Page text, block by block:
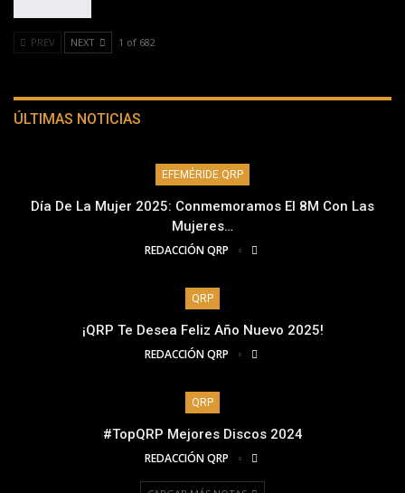
PREV NEXT 1 of 682
ÚLTIMAS NOTICIAS
EFEMÉRIDE QRP
Día De La Mujer 2025: Conmemoramos El 8M Con Las
Mujeres…
REDACCIÓN QRP
QRP
¡QRP Te Desea Feliz Año Nuevo 2025!
REDACCIÓN QRP
QRP
#TopQRP Mejores Discos 2024
REDACCIÓN QRP